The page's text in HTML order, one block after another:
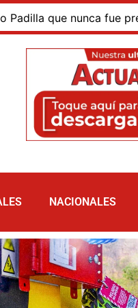
en La
NACIONALES